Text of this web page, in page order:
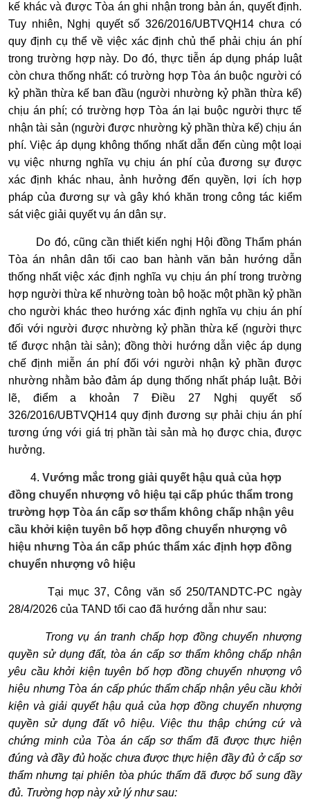
kế khác và được Tòa án ghi nhận trong bản án, quyết định.
Tuy nhiên, Nghị quyết số 326/2016/UBTVQH14 chưa có
quy định cụ thể về việc xác định chủ thể phải chịu án phí
trong trường hợp này. Do đó, thực tiễn áp dụng pháp luật
còn chưa thống nhất: có trường hợp Tòa án buộc người có
kỷ phần thừa kế ban đầu (người nhường kỷ phần thừa kế)
chịu án phí; có trường hợp Tòa án lại buộc người thực tế
nhận tài sản (người được nhường kỷ phần thừa kế) chịu án
phí. Việc áp dụng không thống nhất dẫn đến cùng một loại
vụ việc nhưng nghĩa vụ chịu án phí của đương sự được
xác định khác nhau, ảnh hưởng đến quyền, lợi ích hợp
pháp của đương sự và gây khó khăn trong công tác kiểm
sát việc giải quyết vụ án dân sự.
Do đó, cũng cần thiết kiến nghị Hội đồng Thẩm phán
Tòa án nhân dân tối cao ban hành văn bản hướng dẫn
thống nhất việc xác định nghĩa vụ chịu án phí trong trường
hợp người thừa kế nhường toàn bộ hoặc một phần kỷ phần
cho người khác theo hướng xác định nghĩa vụ chịu án phí
đối với người được nhường kỷ phần thừa kế (người thực
tế được nhận tài sản); đồng thời hướng dẫn việc áp dụng
chế định miễn án phí đối với người nhận kỷ phần được
nhường nhằm bảo đảm áp dụng thống nhất pháp luật. Bởi
lẽ, điểm a khoản 7 Điều 27 Nghị quyết số
326/2016/UBTVQH14 quy định đương sự phải chịu án phí
tương ứng với giá trị phần tài sản mà họ được chia, được
hưởng.
4. Vướng mắc trong giải quyết hậu quả của hợp
đồng chuyển nhượng vô hiệu tại cấp phúc thẩm trong
trường hợp Tòa án cấp sơ thẩm không chấp nhận yêu
cầu khởi kiện tuyên bố hợp đồng chuyển nhượng vô
hiệu nhưng Tòa án cấp phúc thẩm xác định hợp đồng
chuyển nhượng vô hiệu
Tại mục 37, Công văn số 250/TANDTC-PC ngày
28/4/2026 của TAND tối cao đã hướng dẫn như sau:
Trong vụ án tranh chấp hợp đồng chuyển nhượng
quyền sử dụng đất, tòa án cấp sơ thẩm không chấp nhận
yêu cầu khởi kiện tuyên bố hợp đồng chuyển nhượng vô
hiệu nhưng Tòa án cấp phúc thẩm chấp nhận yêu cầu khởi
kiện và giải quyết hậu quả của hợp đồng chuyển nhượng
quyền sử dụng đất vô hiệu. Việc thu thập chứng cứ và
chứng minh của Tòa án cấp sơ thẩm đã được thực hiện
đúng và đầy đủ hoặc chưa được thực hiện đầy đủ ở cấp sơ
thẩm nhưng tại phiên tòa phúc thẩm đã được bổ sung đầy
đủ. Trường hợp này xử lý như sau: